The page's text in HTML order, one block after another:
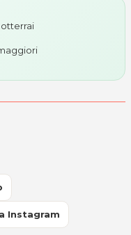
Instagram